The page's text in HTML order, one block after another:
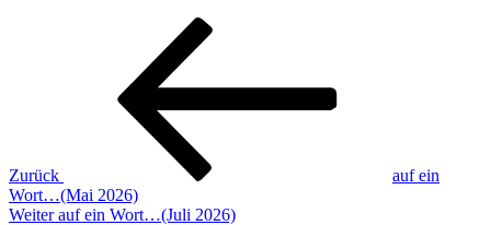
Beitragsnavigation
Zurück
auf ein
Wort…(Mai 2026)
Nächster
Weiter auf ein Wort…(Juli 2026)